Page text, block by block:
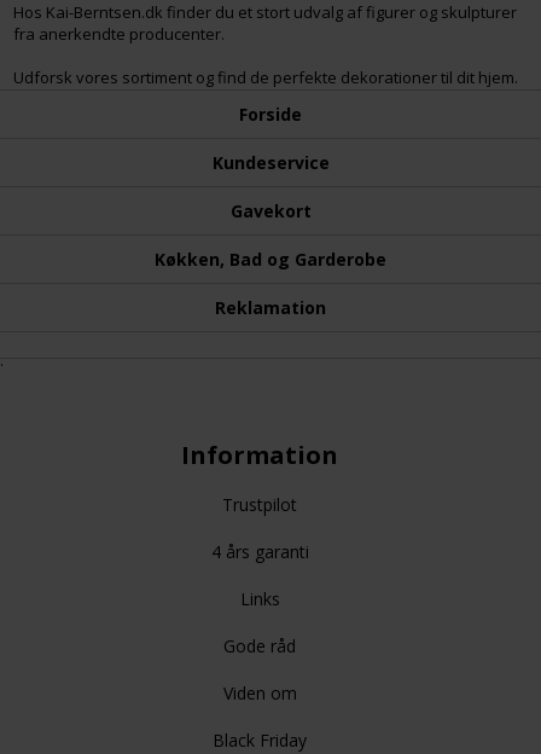
Hos Kai-Berntsen.dk finder du et stort udvalg af figurer og skulpturer
fra anerkendte producenter.
Udforsk vores sortiment og find de perfekte dekorationer til dit hjem.
Forside
Kundeservice
Gavekort
Køkken, Bad og Garderobe
Reklamation
Information
Trustpilot
4 års garanti
Links
Gode råd
Viden om
Black Friday
.